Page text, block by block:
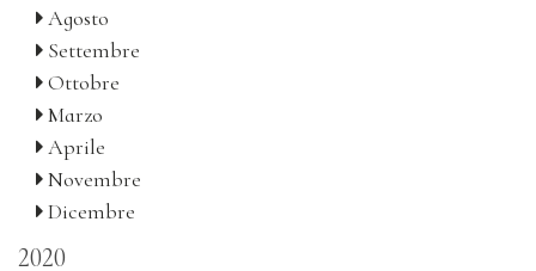
Agosto
Settembre
Ottobre
Marzo
Aprile
Novembre
Dicembre
2020